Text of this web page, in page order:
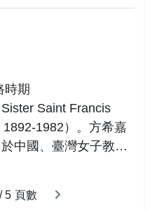
時期
Saint Francis
1982）。方希嘉
中國、臺灣女子教育
女在靜宜曾擔任外文
，其實在1956年靜宜
/ 5 頁數 下一頁